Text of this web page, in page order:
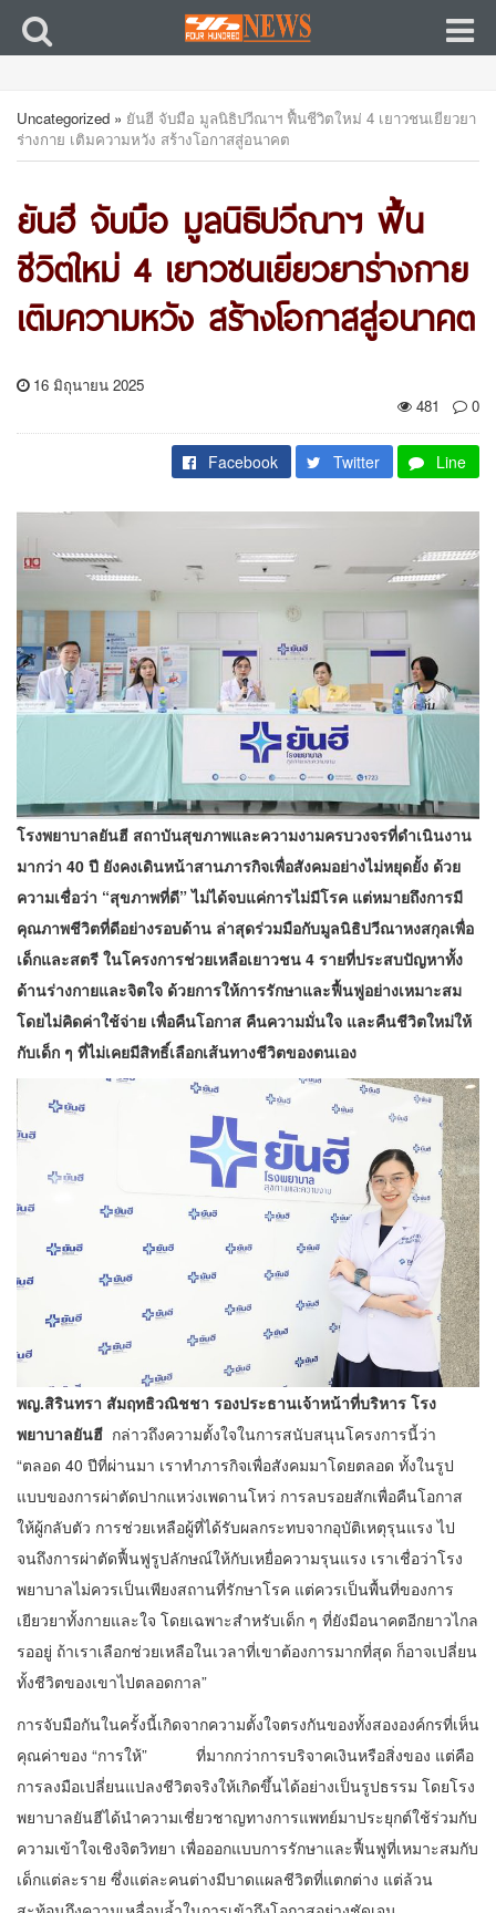
Uncategorized » ยันฮี จับมือ มูลนิธิปวีณาฯ ฟื้นชีวิตใหม่ 4 เยาวชนเยียวยา
ร่างกาย เติมความหวัง สร้างโอกาสสู่อนาคต
ยันฮี จับมือ มูลนิธิปวีณาฯ ฟื้น
ชีวิตใหม่ 4 เยาวชนเยียวยาร่างกาย
เติมความหวัง สร้างโอกาสสู่อนาคต
16 มิถุนายน 2025
481
0
Facebook Twitter Line
โรงพยาบาลยันฮี สถาบันสุขภาพและความงามครบวงจรที่ดำเนินงาน
มากว่า 40 ปี ยังคงเดินหน้าสานภารกิจเพื่อสังคมอย่างไม่หยุดยั้ง ด้วย
ความเชื่อว่า “สุขภาพที่ดี” ไม่ได้จบแค่การไม่มีโรค แต่หมายถึงการมี
คุณภาพชีวิตที่ดีอย่างรอบด้าน ล่าสุดร่วมมือกับมูลนิธิปวีณาหงสกุลเพื่อ
เด็กและสตรี ในโครงการช่วยเหลือเยาวชน 4 รายที่ประสบปัญหาทั้ง
ด้านร่างกายและจิตใจ ด้วยการให้การรักษาและฟื้นฟูอย่างเหมาะสม
โดยไม่คิดค่าใช้จ่าย เพื่อคืนโอกาส คืนความมั่นใจ และคืนชีวิตใหม่ให้
กับเด็ก ๆ ที่ไม่เคยมีสิทธิ์เลือกเส้นทางชีวิตของตนเอง
พญ.สิรินทรา สัมฤทธิวณิชชา รองประธานเจ้าหน้าที่บริหาร โรง
พยาบาลยันฮี กล่าวถึงความตั้งใจในการสนับสนุนโครงการนี้ว่า
“ตลอด 40 ปีที่ผ่านมา เราทำภารกิจเพื่อสังคมมาโดยตลอด ทั้งในรูป
แบบของการผ่าตัดปากแหว่งเพดานโหว่ การลบรอยสักเพื่อคืนโอกาส
ให้ผู้กลับตัว การช่วยเหลือผู้ที่ได้รับผลกระทบจากอุบัติเหตุรุนแรง ไป
จนถึงการผ่าตัดฟื้นฟูรูปลักษณ์ให้กับเหยื่อความรุนแรง เราเชื่อว่าโรง
พยาบาลไม่ควรเป็นเพียงสถานที่รักษาโรค แต่ควรเป็นพื้นที่ของการ
เยียวยาทั้งกายและใจ โดยเฉพาะสำหรับเด็ก ๆ ที่ยังมีอนาคตอีกยาวไกล
รออยู่ ถ้าเราเลือกช่วยเหลือในเวลาที่เขาต้องการมากที่สุด ก็อาจเปลี่ยน
ทั้งชีวิตของเขาไปตลอดกาล”
การจับมือกันในครั้งนี้เกิดจากความตั้งใจตรงกันของทั้งสององค์กรที่เห็น
คุณค่าของ “การให้” ที่มากกว่าการบริจาคเงินหรือสิ่งของ แต่คือ
การลงมือเปลี่ยนแปลงชีวิตจริงให้เกิดขึ้นได้อย่างเป็นรูปธรรม โดยโรง
พยาบาลยันฮีได้นำความเชี่ยวชาญทางการแพทย์มาประยุกต์ใช้ร่วมกับ
ความเข้าใจเชิงจิตวิทยา เพื่อออกแบบการรักษาและฟื้นฟูที่เหมาะสมกับ
เด็กแต่ละราย ซึ่งแต่ละคนต่างมีบาดแผลชีวิตที่แตกต่าง แต่ล้วน